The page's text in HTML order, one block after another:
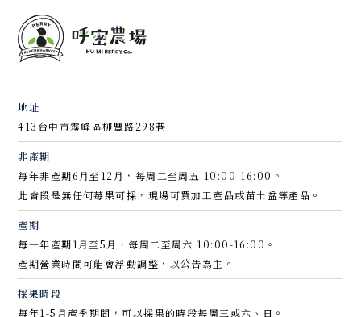
地址
413台中市霧峰區柳豐路298巷
非產期
每年非產期6月至12月，每周二至周五 10:00-16:00。
此皆段是無任何莓果可採，現場可買加工產品或苗土盆等產品。
產期
每一年產期1月至5月，每周二至周六 10:00-16:00。
產期營業時間可能會浮動調整，以公告為主。
採果時段
每年1-5月產季期間，可以採果的時段每周三或六、日。